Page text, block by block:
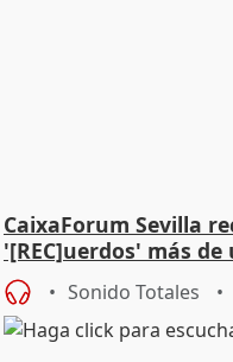
CaixaForum Sevilla
'[REC]uerdos' más
Sonido Totales